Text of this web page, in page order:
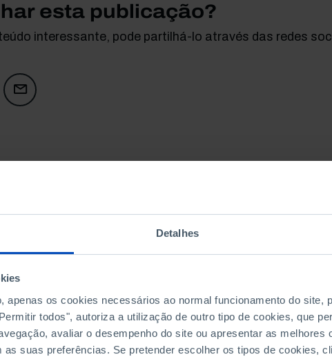
Detalhes
apenas os cookies necessários ao normal funcionamento do site,
todos", autoriza a utilização de outro tipo de cookies, que
avaliar o desempenho do site ou apresentar as melhores
suas preferências. Se pretender escolher os tipos de cookies,
esta publicação?
interessante, pode partilhá-lo através das redes